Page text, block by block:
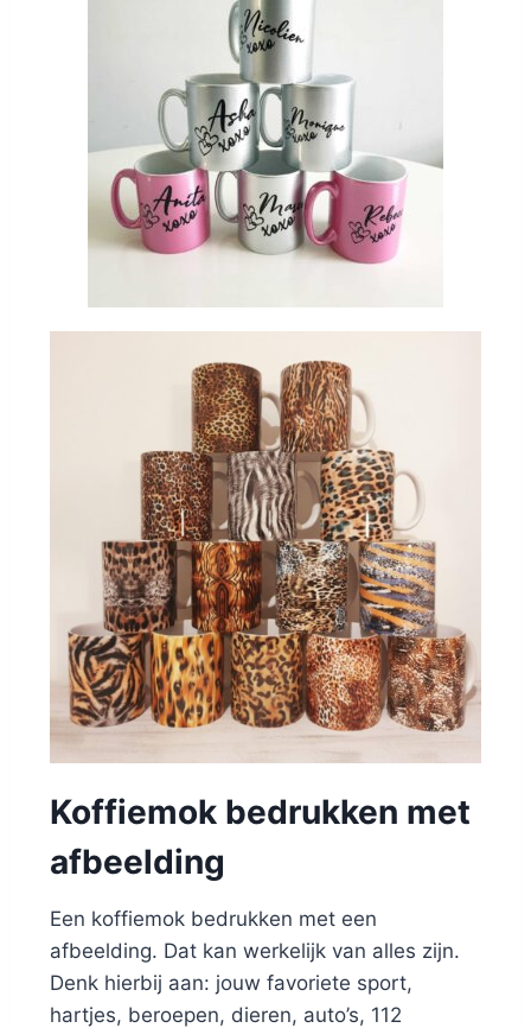
Koffiemok bedrukken met
afbeelding
Een koffiemok bedrukken met een
afbeelding. Dat kan werkelijk van alles zijn.
Denk hierbij aan: jouw favoriete sport,
hartjes, beroepen, dieren, auto’s, 112